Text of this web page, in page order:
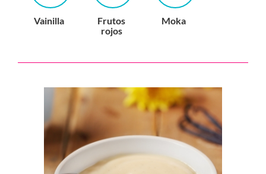
Vainilla
Frutos
rojos
Moka